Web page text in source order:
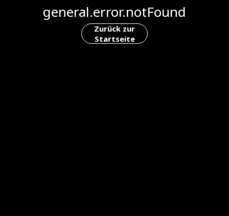
general.error.notFound
Zurück zur
Startseite